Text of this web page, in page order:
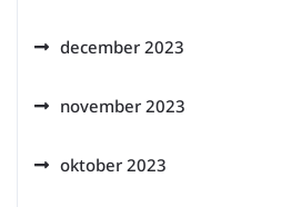
december 2023
november 2023
oktober 2023